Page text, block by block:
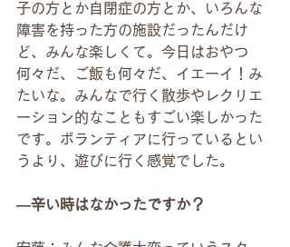
子の方とか自閉症の方とか、いろんな
障害を持った方の施設だったんだけ
ど、みんな楽しくて。今日はおやつ
何々だ、ご飯も何々だ、イエーイ！み
たいな。みんなで行く散歩やレクリエ
ーション的なこともすごい楽しかった
です。ボランティアに行っているとい
うより、遊びに行く感覚でした。
―辛い時はなかったですか？